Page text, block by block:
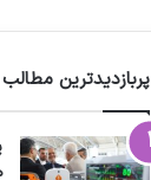
پربازدیدترین مطالب